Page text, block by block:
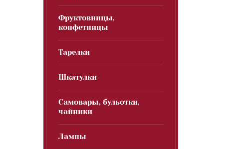
Фруктовницы,
конфетницы
Тарелки
Шкатулки
Самовары, бульотки,
чайники
Лампы